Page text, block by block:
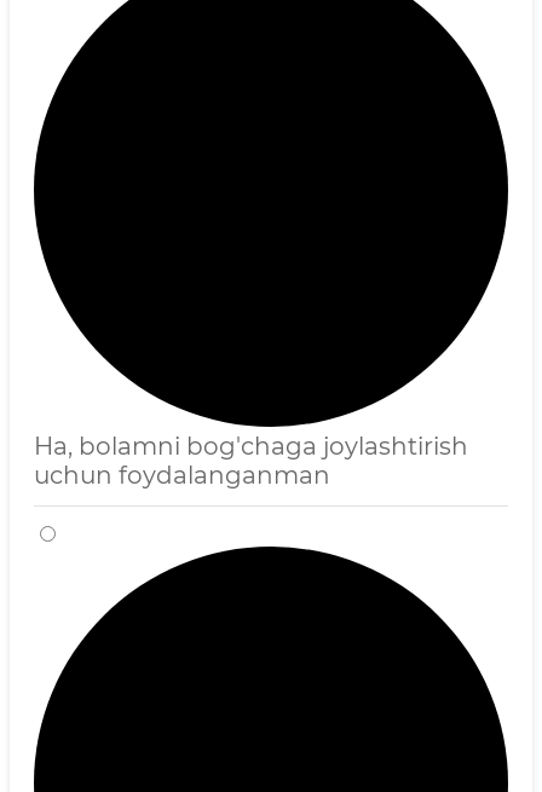
Ha, bolamni bog'chaga joylashtirish
uchun foydalanganman